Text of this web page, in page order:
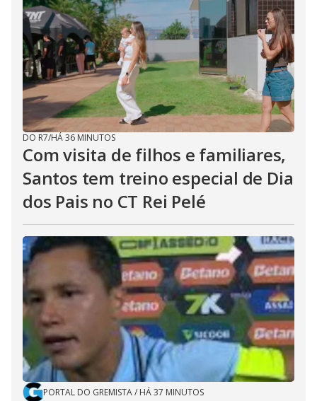
DO R7/HÁ 36 MINUTOS
Com visita de filhos e familiares,
Santos tem treino especial de Dia
dos Pais no CT Rei Pelé
PORTAL DO GREMISTA/ HÁ 37 MINUTOS